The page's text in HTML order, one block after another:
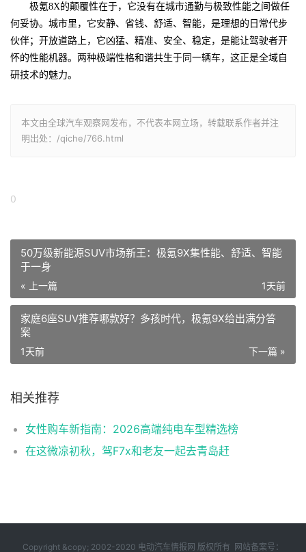
极氪8X的颠覆性在于，它没有在城市通勤与极致性能之间做任
何妥协。城市里，它安静、省钱、舒适、智能，是理想的日常代步
伙伴；开放道路上，它凶猛、精准、安全、稳定，是能让驾驶者开
怀的性能机器。两种极端性格和谐共生于同一辆车，这正是全域自
研技术的魅力。
本文由全球汽车观察网发布，不代表本网立场，转载联系作者并注
明出处：/qiche/766.html
0
50万级新能源SUV市场新王：极氪9X集性能、舒适、智能
于一身
« 上一篇 1天前
家庭6座SUV推荐哪款好？多孩时代，极氪9X给出满分答
案
下一篇 »
1天前
相关推荐
女性购车新指南：2026高端纯电车型精选榜
在这微凉初秋，驾F7x和老友一起去青岛赶
Copyright &copy; 2002-2020 电动汽车情报网 版权所有 网站备案号：